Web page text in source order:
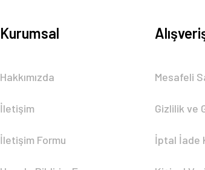
Kurumsal
Hakkımızda
İletişim
İletişim Formu
Mesafeli
Gizlilik ve
İptal İade